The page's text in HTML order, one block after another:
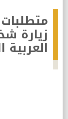
زيارة